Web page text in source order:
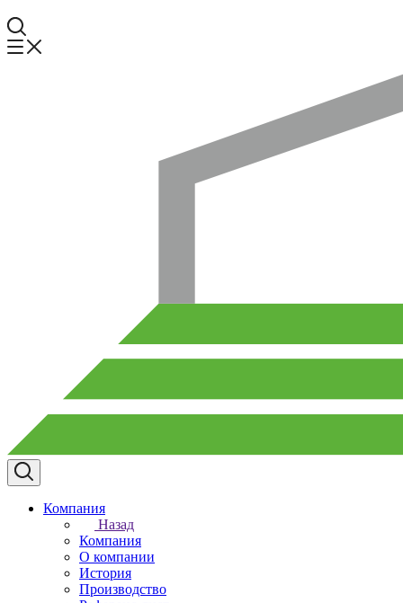
Компания
Назад
Компания
О компании
История
Производство